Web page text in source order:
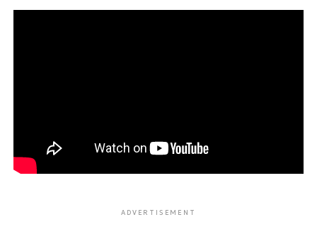
ADVERTISEMENT